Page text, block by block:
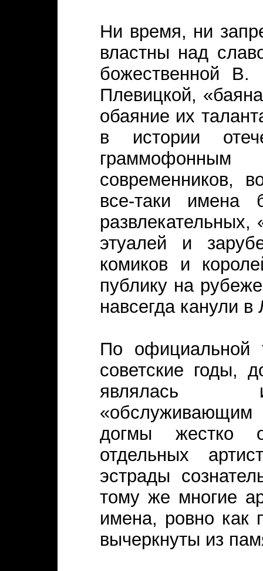
Ни время, ни
властны над
божественной В.
Плевицкой,
обаяние их
в истории
современников,
все-таки имена
этуалей и
комиков и
публику на
навсегда канули в
По официальной
советские годы,
являлась
догмы жестко
отдельных
эстрады
тому же многие
имена, ровно как
вычеркнуты из